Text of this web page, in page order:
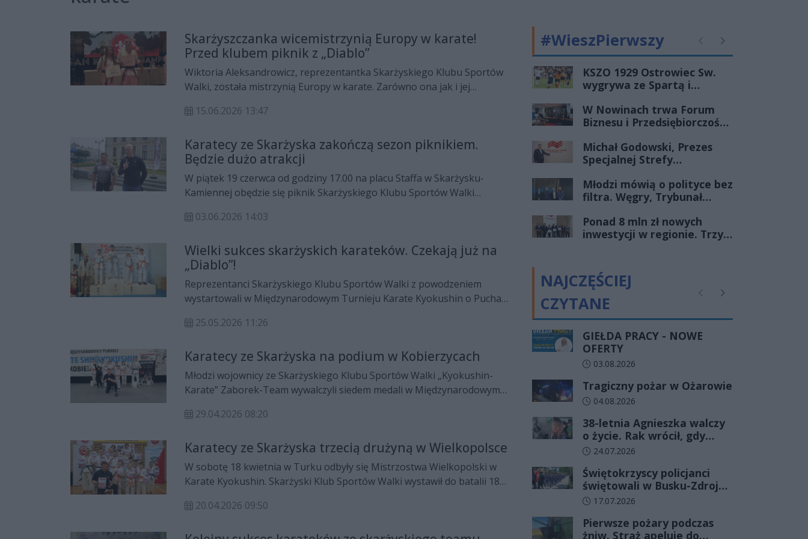
Skarżyszczanka wicemistrzynią Europy w karate!
Przed klubem piknik z „Diablo”
Wiktoria Aleksandrowicz, reprezentantka Skarżyskiego Klubu Sportów
Walki, została mistrzynią Europy w karate. Zarówno ona jak i jej
Krzysztofem „Diablo” Włodarczykiem.
15.06.2026 13:47
Karatecy ze Skarżyska zakończą sezon piknikiem.
Będzie dużo atrakcji
W piątek 19 czerwca od godziny 17.00 na placu Staffa w Skarżysku-
Kamiennej obędzie się piknik Skarżyskiego Klubu Sportów Walki
03.06.2026 14:03
Wielki sukces skarżyskich karateków. Czekają już na
„Diablo”!
Reprezentanci Skarżyskiego Klubu Sportów Walki z powodzeniem
wystartowali w Międzynarodowym Turnieju Karate Kyokushin o Puchar
Krzysztofem „Diablo” Włodarczykiem.
25.05.2026 11:26
Karatecy ze Skarżyska na podium w Kobierzycach
Młodzi wojownicy ze Skarżyskiego Klubu Sportów Walki „Kyokushin-
Karate” Zaborek-Team wywalczyli siedem medali w Międzynarodowym
29.04.2026 08:20
Karatecy ze Skarżyska trzecią drużyną w Wielkopolsce
W sobotę 18 kwietnia w Turku odbyły się Mistrzostwa Wielkopolski w
Karate Kyokushin. Skarżyski Klub Sportów Walki wystawił do batalii 18
20.04.2026 09:50
#WieszPierwszy PoprzednieNastępne
KSZO 1929 Ostrowiec Sw.
wygrywa ze Spartą i
barażach o 2 ligę
W Nowinach trwa Forum
Biznesu i Przedsiębiorczości-
Michał Godowski, Prezes
Specjalnej Strefy
„Starachowice”, gościem
Porannej Rozmowy Radia
Młodzi mówią o polityce bez
filtra. Węgry, Trybunał
młode pokolenie naprawdę
zmienia zasady gry
Ponad 8 mln zł nowych
inwestycji w regionie. Trzy
NAJCZĘŚCIEJ
CZYTANE
PoprzednieNastępne
GIEŁDA PRACY - NOWE
OFERTY
Data dodania artykułu:
03.08.2026
Tragiczny pożar w Ożarowie
Data dodania artykułu:
04.08.2026
38-letnia Agnieszka walczy
o życie. Rak wrócił, gdy
wydawało się, że najgorsze
Data dodania artykułu:
24.07.2026
Świętokrzyscy policjanci
świętowali w Busku-Zdroju.
Czterdziestu nowych
ślubowanie
Data dodania artykułu:
17.07.2026
Pierwsze pożary podczas
żniw. Straż apeluje do